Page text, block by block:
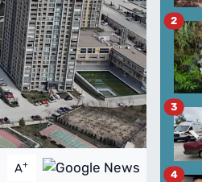
A+
2
3
4